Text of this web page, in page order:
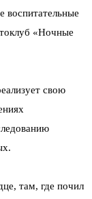
воспитательные
«Ночные
свою
там, где почил